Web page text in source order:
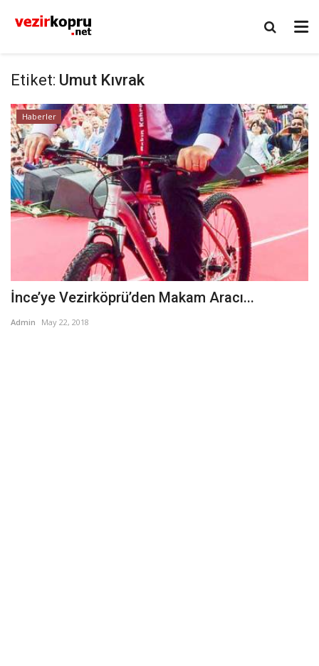
Etiket: Umut Kıvrak
Haberler
İnce’ye Vezirköprü’den Makam Aracı...
Admin May 22, 2018